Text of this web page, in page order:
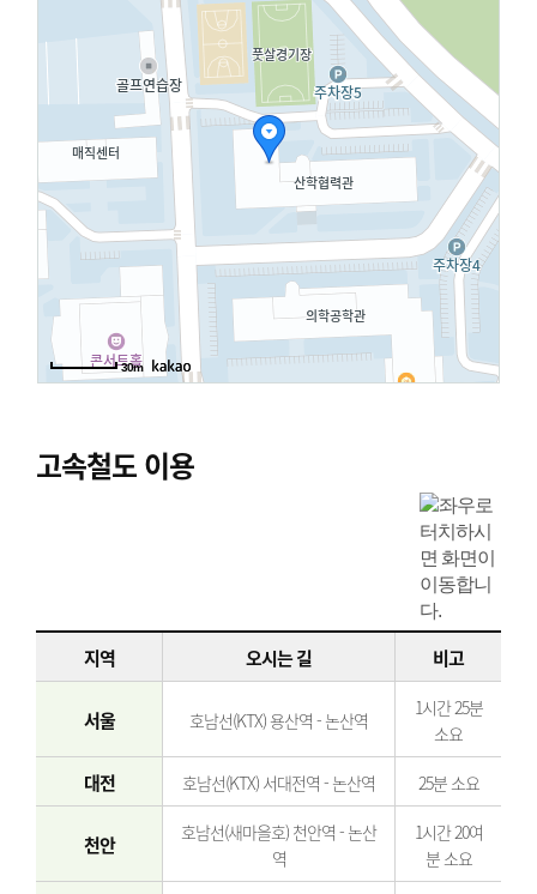
30m
고속철도 이용
지역 오시는 길 비고
서울 호남선(KTX) 용산역 - 논산역
1시간 25분
소요
대전 호남선(KTX) 서대전역 - 논산역 25분 소요
천안
호남선(새마을호) 천안역 - 논산
역
1시간 20여
분 소요